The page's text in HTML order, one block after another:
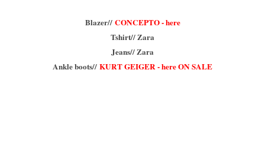
Blazer// CONCEPTO - here
Tshirt// Zara
Jeans// Zara
Ankle boots// KURT GEIGER - here ON SALE